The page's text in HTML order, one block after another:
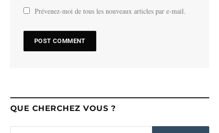
Prévenez-moi de tous les nouveaux articles par e-mail.
QUE CHERCHEZ VOUS ?